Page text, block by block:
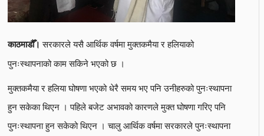
काठमाडौँ। सरकारले यसै आर्थिक वर्षमा मुक्तकमैया र हलियाको
पुनःस्थापनाको काम सकिने भएको छ ।
मुक्तकमैया र हलिया घोषणा भएको धेरै समय भए पनि उनीहरुको पुनःस्थापना
हुन सकेका थिएन । पहिले बजेट अभावको कारणले मुक्त घोषणा गरिए पनि
पुनःस्थापना हुन सकेको थिएन । चालु आर्थिक वर्षमा सरकारले पुनःस्थापना